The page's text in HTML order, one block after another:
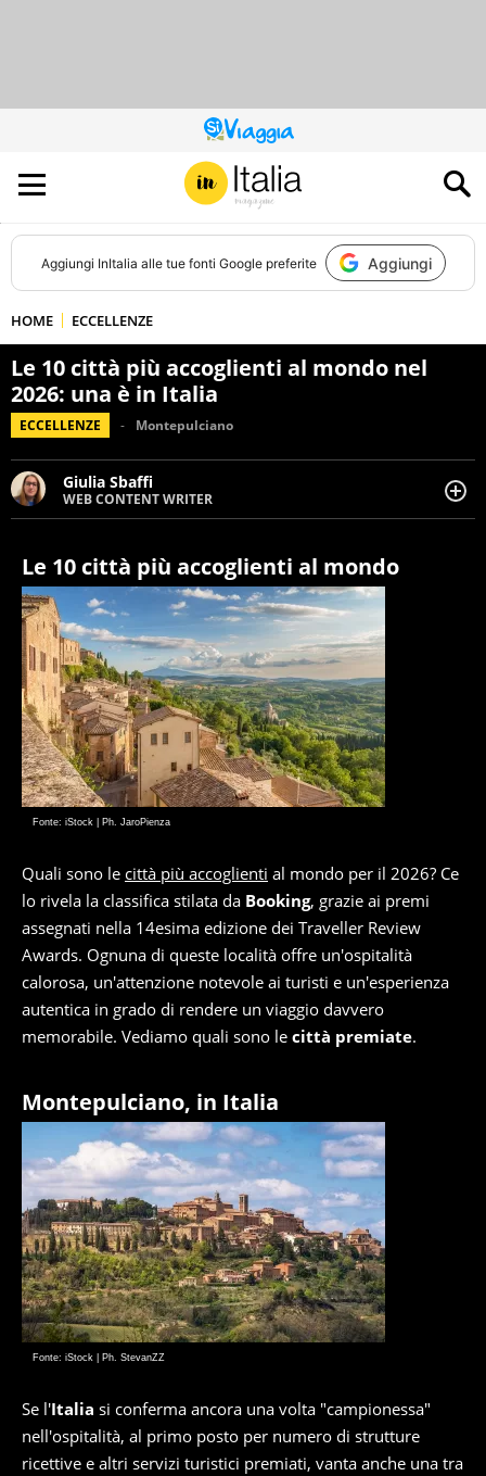
QUESTO
SITO
CONTRIBUISCE
ALL’AUDIENCE
DI
Aggiungi InItalia alle tue fonti Google preferite Aggiungi
HOME ECCELLENZE
Le 10 città più accoglienti al mondo nel
2026: una è in Italia
ECCELLENZE Montepulciano
Giulia Sbaffi
WEB CONTENT WRITER
Web content writer appassionata di belle storie e di
natura, le piace tenersi informata su ciò che accade
intorno a lei.
Le 10 città più accoglienti al mondo
Fonte: iStock | Ph. JaroPienza
Quali sono le città più accoglienti al mondo per il 2026? Ce
lo rivela la classifica stilata da Booking, grazie ai premi
assegnati nella 14esima edizione dei Traveller Review
Awards. Ognuna di queste località offre un'ospitalità
calorosa, un'attenzione notevole ai turisti e un'esperienza
autentica in grado di rendere un viaggio davvero
memorabile. Vediamo quali sono le città premiate.
Montepulciano, in Italia
Fonte: iStock | Ph. StevanZZ
Se l'Italia si conferma ancora una volta "campionessa"
nell'ospitalità, al primo posto per numero di strutture
ricettive e altri servizi turistici premiati, vanta anche una tra